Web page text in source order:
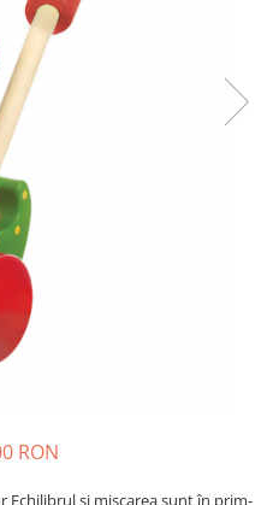
RON
Echilibrul și mișcarea sunt în prim-